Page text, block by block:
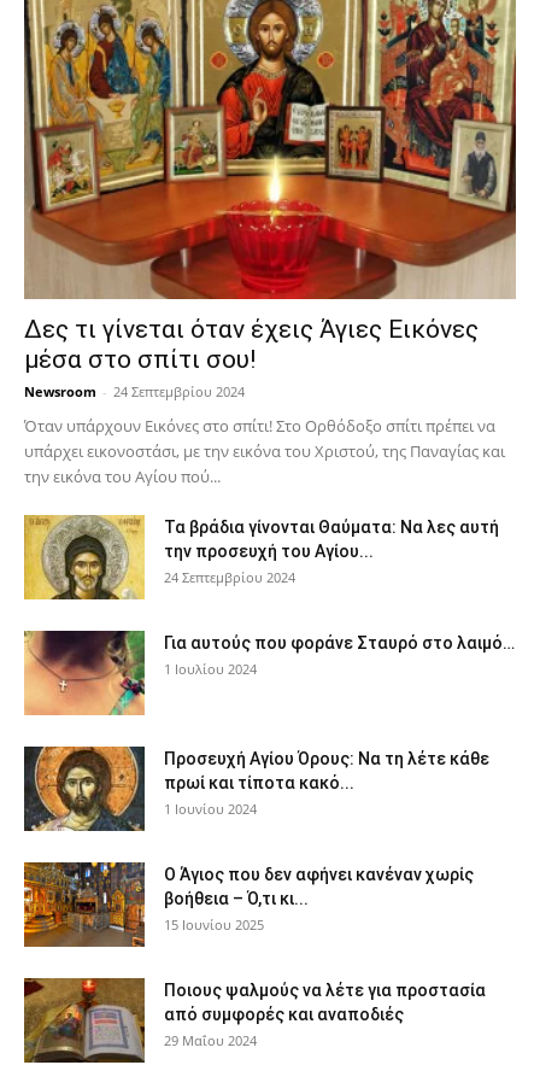
Δες τι γίνεται όταν έχεις Άγιες Εικόνες
μέσα στο σπίτι σου!
Newsroom - 24 Σεπτεμβρίου 2024
Όταν υπάρχουν Εικόνες στο σπίτι! Στο Ορθόδοξο σπίτι πρέπει να
υπάρχει εικονοστάσι, με την εικόνα του Χριστού, της Παν­αγίας και
την εικόνα του Αγίου πού...
Τα βράδια γίνονται Θαύματα: Να λες αυτή
την προσευχή του Αγίου...
24 Σεπτεμβρίου 2024
Για αυτούς που φοράνε Σταυρό στο λαιμό…
1 Ιουλίου 2024
Προσευχή Αγίου Όρους: Να τη λέτε κάθε
πρωί και τίποτα κακό...
1 Ιουνίου 2024
Ο Άγιος που δεν αφήνει κανέναν χωρίς
βοήθεια – Ό,τι κι...
15 Ιουνίου 2025
Ποιους ψαλμούς να λέτε για προστασία
από συμφορές και αναποδιές
29 Μαΐου 2024